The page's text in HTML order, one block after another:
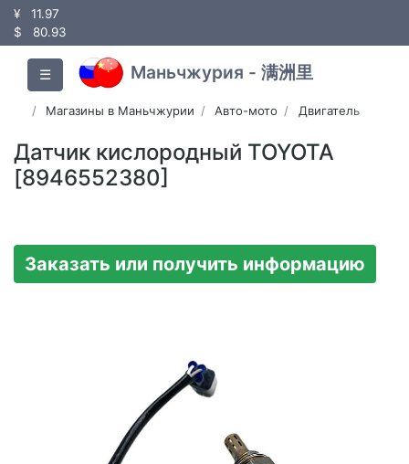
¥
11.97
$
80.93
☰ Маньчжурия - 满洲里
Магазины в Маньчжурии Авто-мото Двигатель
Датчик кислородный TOYOTA
[8946552380]
Заказать или получить информацию